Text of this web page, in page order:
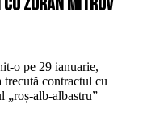
o pe 29 ianuarie,
contractul cu
„roș-alb-albastru”